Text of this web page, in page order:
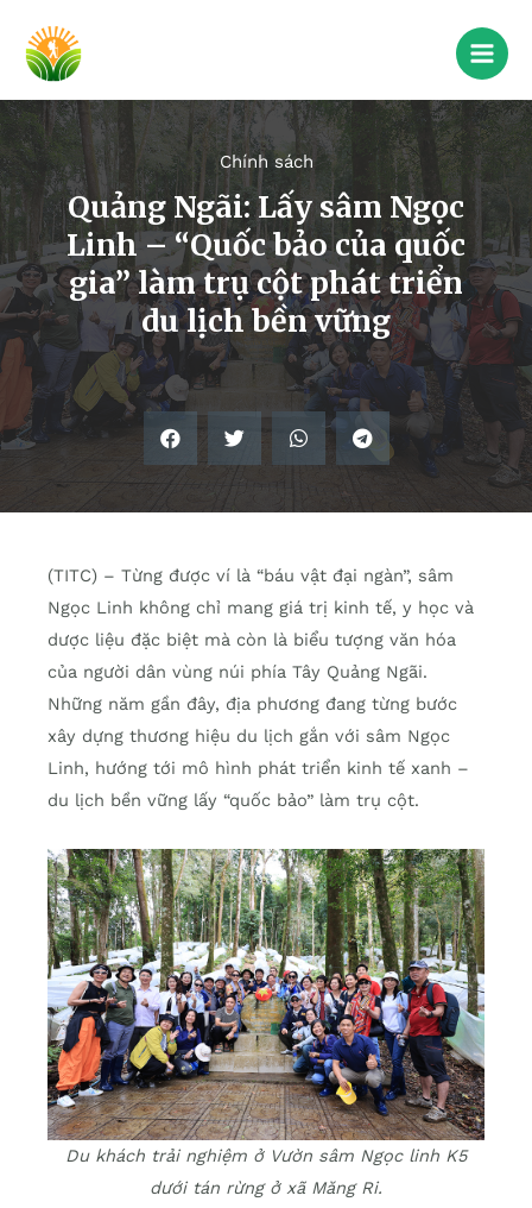
Chính sách
Quảng Ngãi: Lấy sâm Ngọc
Linh – “Quốc bảo của quốc
gia” làm trụ cột phát triển
du lịch bền vững
(TITC) – Từng được ví là “báu vật đại ngàn”, sâm
Ngọc Linh không chỉ mang giá trị kinh tế, y học và
dược liệu đặc biệt mà còn là biểu tượng văn hóa
của người dân vùng núi phía Tây Quảng Ngãi.
Những năm gần đây, địa phương đang từng bước
xây dựng thương hiệu du lịch gắn với sâm Ngọc
Linh, hướng tới mô hình phát triển kinh tế xanh –
du lịch bền vững lấy “quốc bảo” làm trụ cột.
Du khách trải nghiệm ở Vườn sâm Ngọc linh K5
dưới tán rừng ở xã Măng Ri.